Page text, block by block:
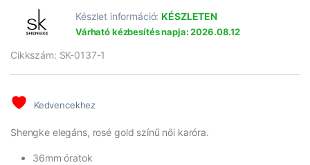
Készlet információ:KÉSZLETEN
Várható kézbesítés napja: 2026.08.12
Cikkszám: SK-0137-1
Kedvencekhez
Shengke elegáns, rosé gold színű női karóra.
36mm óratok